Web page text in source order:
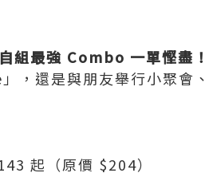
最強 Combo 一單慳盡！
，還是與朋友舉行小聚
起（原價 $204）